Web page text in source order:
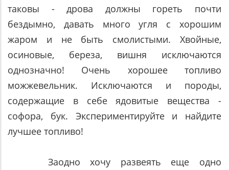
таковы - дрова должны гореть почти
бездымно, давать много угля с хорошим
жаром и не быть смолистыми. Хвойные,
осиновые, береза, вишня исключаются
однозначно! Очень хорошее топливо
можжевельник. Исключаются и породы,
содержащие в себе ядовитые вещества -
софора, бук. Экспериментируйте и найдите
лучшее топливо!
Заодно хочу развеять еще одно